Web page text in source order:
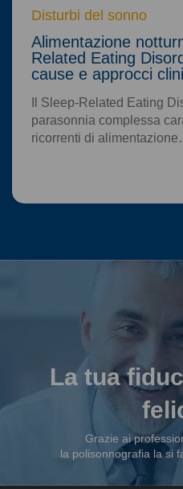
Disturbi del sonno
Alimentazione
Related Eating
cause e approcci
Il Sleep-Related Eating
parasonnia complessa
ricorrenti di
La tua
Grazie ai
la polisonnografia la si